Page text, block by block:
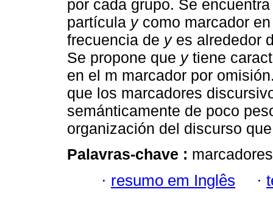
por cada grupo. Se
partícula y como marcador
frecuencia de y es alrededor
Se propone que y tiene
en el m marcador por
que los marcadores
semánticamente de poco
organización del discurso
Palavras-chave :
· resumo em Inglês ·